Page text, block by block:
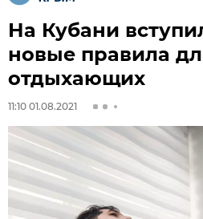
На Кубани
новые правила
отдыхающих
11:10 01.08.2021